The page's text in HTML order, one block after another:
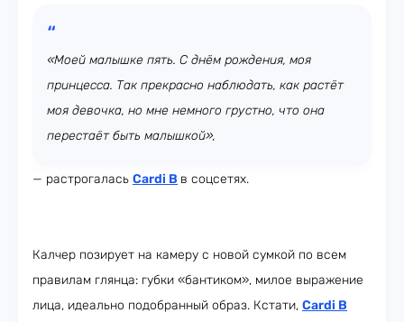
«Моей малышке пять. С днём рождения, моя
принцесса. Так прекрасно наблюдать, как растёт
моя девочка, но мне немного грустно, что она
перестаёт быть малышкой»,
— растрогалась Cardi B в соцсетях.
Калчер позирует на камеру с новой сумкой по всем
правилам глянца: губки «бантиком», милое выражение
лица, идеально подобранный образ. Кстати, Cardi B